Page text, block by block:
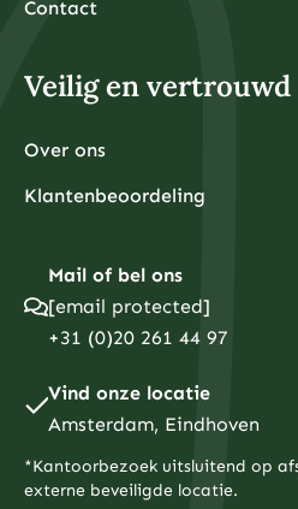
Contact
Veilig en vertrouwd
Over ons
Klantenbeoordeling
Mail of bel ons
[email protected]
+31 (0)20 261 44 97
Vind onze locatie
Amsterdam, Eindhoven
*Kantoorbezoek uitsluitend op
externe beveiligde locatie.